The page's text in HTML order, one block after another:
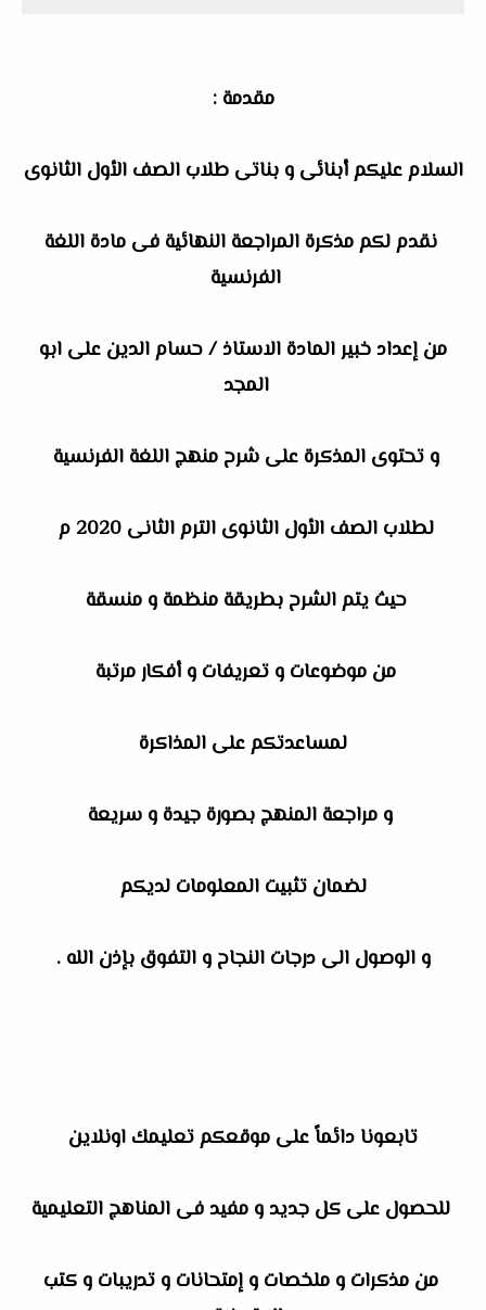
مقدمة :
السلام عليكم أبنائى و بناتى طلاب الصف الأول الثانوى
نقدم لكم مذكرة المراجعة النهائية فى مادة اللغة
الفرنسية
من إعداد خبير المادة الاستاذ / حسام الدين على ابو
المجد
و تحتوى المذكرة على شرح منهج اللغة الفرنسية
لطلاب الصف الأول الثانوى الترم الثانى 2020 م
حيث يتم الشرح بطريقة منظمة و منسقة
من موضوعات و تعريفات و أفكار مرتبة
لمساعدتكم على المذاكرة
و مراجعة المنهج بصورة جيدة و سريعة
لضمان تثبيت المعلومات لديكم
و الوصول الى درجات النجاح و التفوق بإذن الله .
تابعونا دائماً على موقعكم تعليمك اونلاين
للحصول على كل جديد و مفيد فى المناهج التعليمية
من مذكرات و ملخصات و إمتحانات و تدريبات و كتب